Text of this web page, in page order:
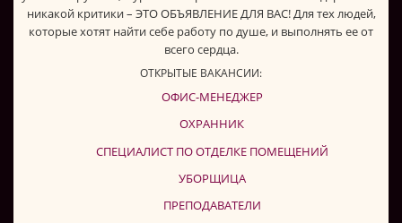
никакой критики – ЭТО ОБЪЯВЛЕНИЕ ДЛЯ ВАС! Для тех людей,
которые хотят найти себе работу по душе, и выполнять ее от
всего сердца.
ОТКРЫТЫЕ ВАКАНСИИ:
ОФИС-МЕНЕДЖЕР
ОХРАННИК
СПЕЦИАЛИСТ ПО ОТДЕЛКЕ ПОМЕЩЕНИЙ
УБОРЩИЦА
ПРЕПОДАВАТЕЛИ